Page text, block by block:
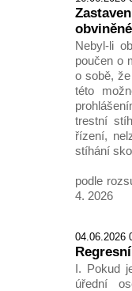
Nebyl-li
poučen o
o sobě,
této
trestní
řízení,
stíhání
podle
4. 2026
04.06.2026
I. Pokud
úřední